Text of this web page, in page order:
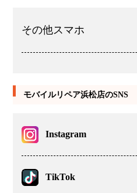
その他スマホ
モバイルリペア浜松店のSNS
Instagram
TikTok